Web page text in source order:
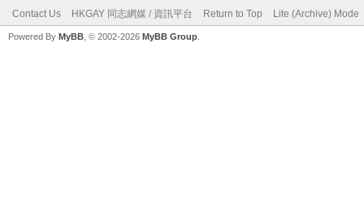
Contact Us HKGAY 同志網媒 / 資訊平台 Return to Top Lite (Archive) Mode
Powered By MyBB , © 2002-2026 MyBB Group